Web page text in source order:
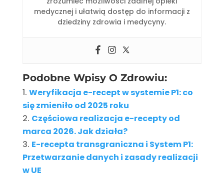
medycznej i ułatwią dostęp do informacji z
dziedziny zdrowia i medycyny.
Podobne Wpisy O Zdrowiu:
Weryfikacja e-recept w systemie P1: co
się zmieniło od 2025 roku
Częściowa realizacja e-recepty od
marca 2026. Jak działa?
E-recepta transgraniczna i System P1:
Przetwarzanie danych i zasady realizacji
w UE